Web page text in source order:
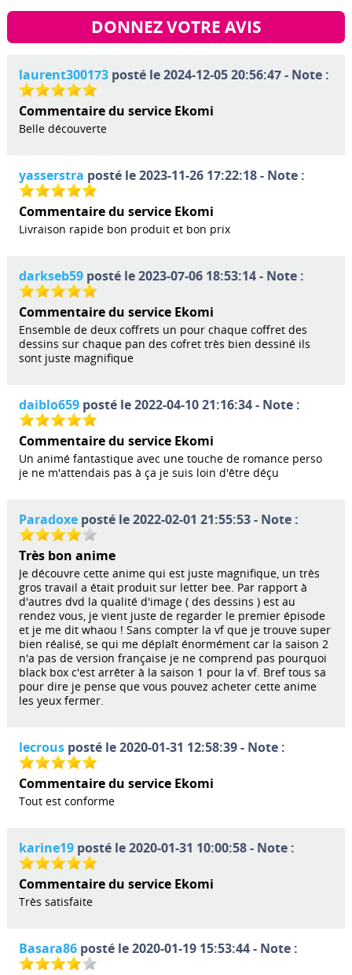
DONNEZ VOTRE AVIS
laurent300173posté le 2024-12-05 20:56:47 - Note :
Commentaire du service Ekomi
Belle découverte
yasserstra posté le 2023-11-26 17:22:18 - Note :
Commentaire du service Ekomi
Livraison rapide bon produit et bon prix
darkseb59posté le 2023-07-06 18:53:14 - Note :
Commentaire du service Ekomi
Ensemble de deux coffrets un pour chaque coffret des
dessins sur chaque pan des cofret très bien dessiné ils
sont juste magnifique
daiblo659posté le 2022-04-10 21:16:34 - Note :
Commentaire du service Ekomi
Un animé fantastique avec une touche de romance perso
je ne m'attendais pas à ça je suis loin d'être déçu
Paradoxeposté le 2022-02-01 21:55:53 - Note :
Très bon anime
Je découvre cette anime qui est juste magnifique, un très
gros travail a était produit sur letter bee. Par rapport à
d'autres dvd la qualité d'image ( des dessins ) est au
rendez vous, je vient juste de regarder le premier épisode
et je me dit whaou ! Sans compter la vf que je trouve super
bien réalisé, se qui me déplaît énormément car la saison 2
n'a pas de version française je ne comprend pas pourquoi
black box c'est arrêter à la saison 1 pour la vf. Bref tous sa
pour dire je pense que vous pouvez acheter cette anime
les yeux fermer.
lecrousposté le 2020-01-31 12:58:39 - Note :
Commentaire du service Ekomi
Tout est conforme
karine19posté le 2020-01-31 10:00:58 - Note :
Commentaire du service Ekomi
Très satisfaite
Basara86posté le 2020-01-19 15:53:44 - Note :